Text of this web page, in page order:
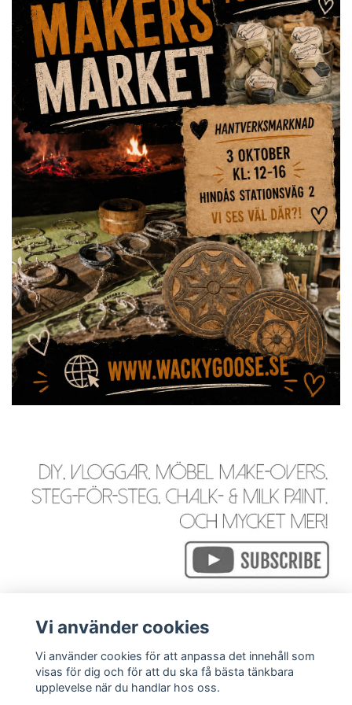
Läs mer
Vi använder cookies
Vi använder cookies för att anpassa det innehåll som
visas för dig och för att du ska få bästa tänkbara
upplevelse när du handlar hos oss.